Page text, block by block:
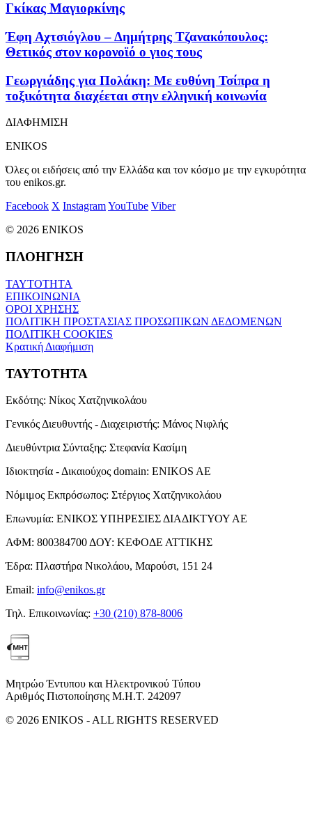
Γκίκας Μαγιορκίνης
Έφη Αχτσιόγλου – Δημήτρης Τζανακόπουλος:
Θετικός στον κορονοϊό ο γιος τους
Γεωργιάδης για Πολάκη: Με ευθύνη Τσίπρα η
τοξικότητα διαχέεται στην ελληνική κοινωνία
ΔΙΑΦΗΜΙΣΗ
ENIKOS
Όλες οι ειδήσεις από την Ελλάδα και τον κόσμο με την εγκυρότητα
του enikos.gr.
Facebook X InstagramYouTube Viber
© 2026 ENIKOS
ΠΛΟΗΓΗΣΗ
ΤΑΥΤΟΤΗΤΑ
ΕΠΙΚΟΙΝΩΝΙΑ
ΟΡΟΙ ΧΡΗΣΗΣ
ΠΟΛΙΤΙΚΗ ΠΡΟΣΤΑΣΙΑΣ ΠΡΟΣΩΠΙΚΩΝ ΔΕΔΟΜΕΝΩΝ
ΠΟΛΙΤΙΚΗ COOKIES
Κρατική Διαφήμιση
ΤΑΥΤΟΤΗΤΑ
Εκδότης: Νίκος Χατζηνικολάου
Γενικός Διευθυντής - Διαχειριστής: Μάνος Νιφλής
Διευθύντρια Σύνταξης: Στεφανία Κασίμη
Ιδιοκτησία - Δικαιούχος domain: ENIKOS AE
Νόμιμος Εκπρόσωπος: Στέργιος Χατζηνικολάου
Επωνυμία: ΕΝΙΚΟΣ ΥΠΗΡΕΣΙΕΣ ΔΙΑΔΙΚΤΥΟΥ ΑΕ
ΑΦΜ: 800384700 ΔΟΥ: ΚΕΦΟΔΕ ΑΤΤΙΚΗΣ
Έδρα: Πλαστήρα Νικολάου, Μαρούσι, 151 24
Email: info@enikos.gr
Τηλ. Επικοινωνίας: +30 (210) 878-8006
Μητρώο Έντυπου και Ηλεκτρονικού Τύπου
Αριθμός Πιστοποίησης Μ.Η.Τ. 242097
© 2026 ENIKOS - ALL RIGHTS RESERVED